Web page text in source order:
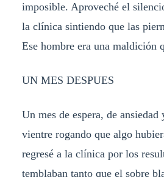
imposible. Aproveché el
la clínica sintiendo que las
Ese hombre era una maldición
UN MES DESPUES
Un mes de espera, de ansiedad
vientre rogando que algo
regresé a la clínica por los
temblaban tanto que el sobre